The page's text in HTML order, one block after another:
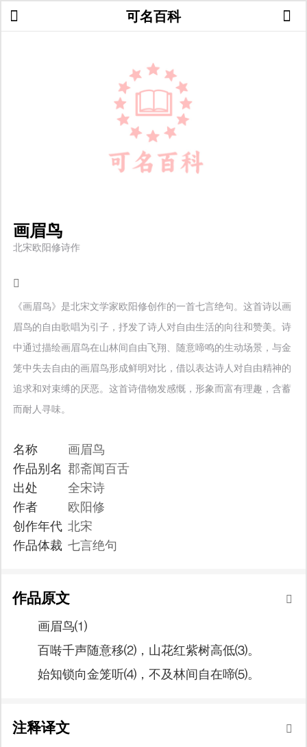
可名百科
画眉鸟
北宋欧阳修诗作
《画眉鸟》是北宋文学家欧阳修创作的一首七言绝句。这首诗以画
眉鸟的自由歌唱为引子，抒发了诗人对自由生活的向往和赞美。诗
中通过描绘画眉鸟在山林间自由飞翔、随意啼鸣的生动场景，与金
笼中失去自由的画眉鸟形成鲜明对比，借以表达诗人对自由精神的
追求和对束缚的厌恶。这首诗借物发感慨，形象而富有理趣，含蓄
而耐人寻味。
名称
画眉鸟
作品别名 郡斋闻百舌
出处
全宋诗
作者
欧阳修
创作年代 北宋
作品体裁 七言绝句
作品原文
画眉鸟⑴
百啭千声随意移⑵，山花红紫树高低⑶。
始知锁向金笼听⑷，不及林间自在啼⑸。
注释译文